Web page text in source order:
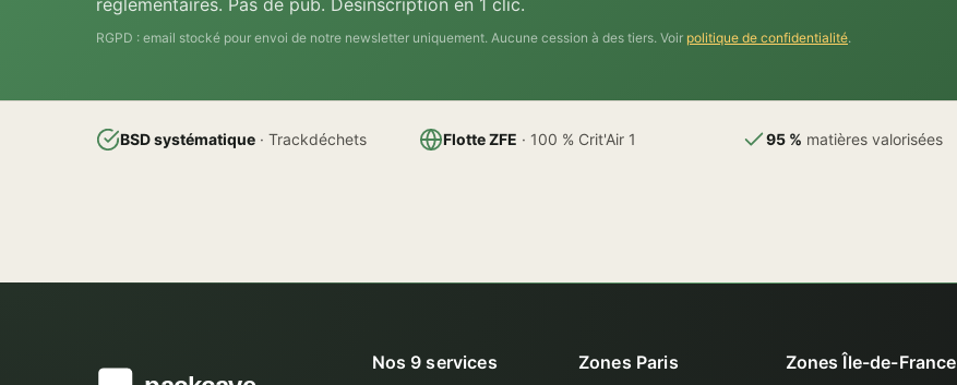
RGPD : email stocké pour envoi de notre newsletter uniquement. Aucune cession à des tiers. Voir politique de confidentialité.
BSD systématique · Trackdéchets Flotte ZFE · 100 % Crit'Air 1 95 % matières valorisées
Nos 9 services Zones Paris Zones Île-de-France